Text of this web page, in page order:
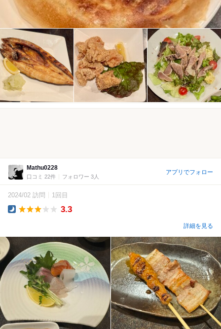
Mathu0228
口コミ 22件 フォロワー 3人
アプリでフォロー
2024/02 訪問 1回目
3.3
詳細を見る